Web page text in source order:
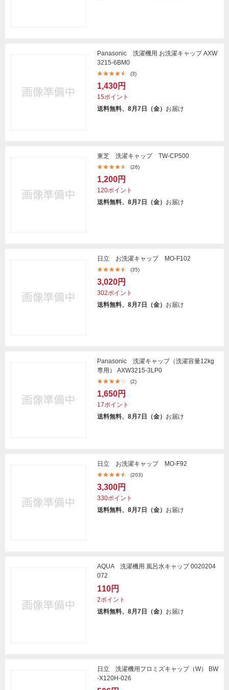
Panasonic 洗濯機用 お洗濯キャップ AXW
3215-6BM0
(3)
1,430円
15ポイント
送料無料、8月7日（金） お届け
東芝 洗濯キャップ TW-CP500
(26)
1,200円
120ポイント
送料無料、8月7日（金） お届け
日立 お洗濯キャップ MO-F102
(35)
3,020円
302ポイント
送料無料、8月7日（金） お届け
Panasonic 洗濯キャップ（洗濯容量12kg
専用） AXW3215-3LP0
(2)
1,650円
17ポイント
送料無料、8月7日（金） お届け
日立 お洗濯キャップ MO-F92
(203)
3,300円
330ポイント
送料無料、8月7日（金） お届け
AQUA 洗濯機用 風呂水キャップ 0020204
072
110円
2ポイント
送料無料、8月7日（金） お届け
日立 洗濯機用フロミズキャップ（W） BW
-X120H-026